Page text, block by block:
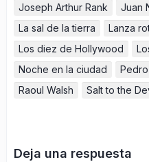
Joseph Arthur Rank
Juan
La sal de la tierra
Lanza
Los diez de Hollywood
Noche en la ciudad
Raoul Walsh
Salt to the
Deja una respuesta